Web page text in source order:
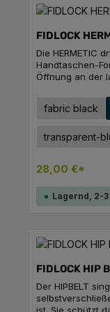
große Geräte
Standard
des
elektronischer
inklusiveMaße:
FIDLOCK
Die HERMETIC
Handtaschen-
Öffnung an der
mitspielt,
allem trockene
noch einmal
elektronischen
mm
Farbe
fabric black
transparent-
28,00 €*
Lagernd, 2-
FIDLOCK HIP
Der HIPBELT